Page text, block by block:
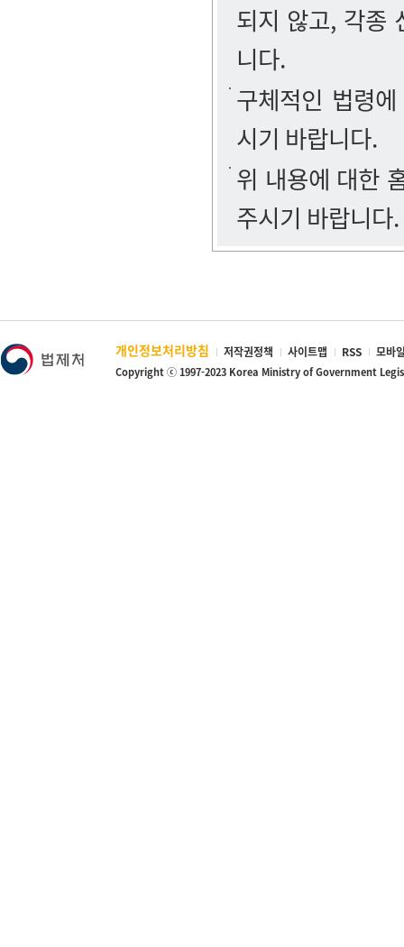
되지 않고, 각종
니다.
구체적인 법령
시기 바랍니다.
위 내용에 대한
주시기 바랍니다.
개인정보처리방침 저작권정책 사이트맵 RSS 모바
Copyright ⓒ 1997-2023 Korea Ministry of Government